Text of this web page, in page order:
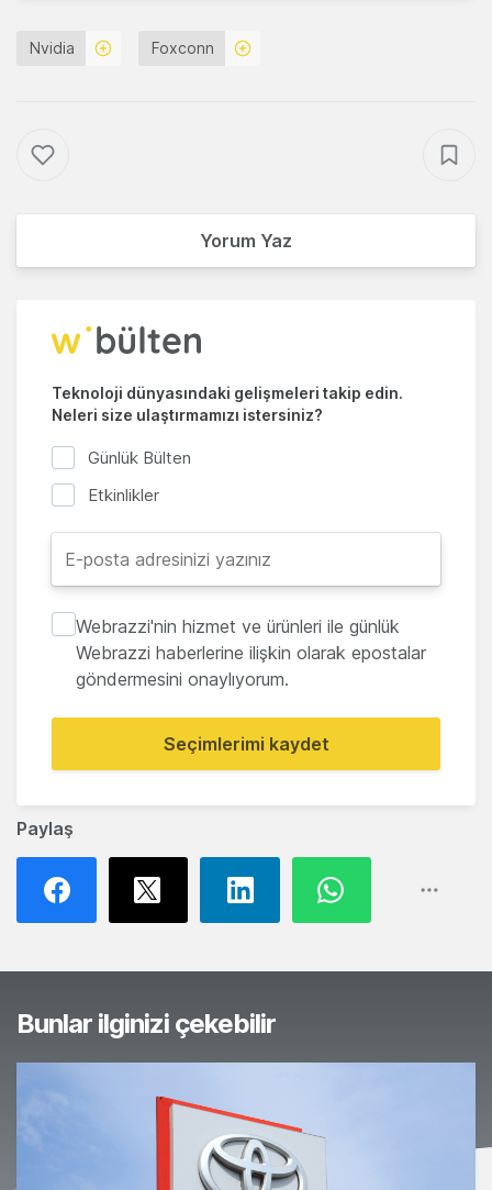
Paylaş
Nvidia Foxconn
Yorum Yaz
Teknoloji dünyasındaki gelişmeleri takip edin.
Neleri size ulaştırmamızı istersiniz?
Günlük Bülten
Etkinlikler
Webrazzi'nin hizmet ve ürünleri ile günlük
Webrazzi haberlerine ilişkin olarak epostalar
göndermesini onaylıyorum.
Seçimlerimi kaydet
Bunlar ilginizi çekebilir